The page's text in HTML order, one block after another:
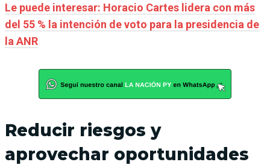
Le puede interesar: Horacio Cartes lidera con más
del 55 % la intención de voto para la presidencia de
la ANR
Reducir riesgos y
aprovechar oportunidades